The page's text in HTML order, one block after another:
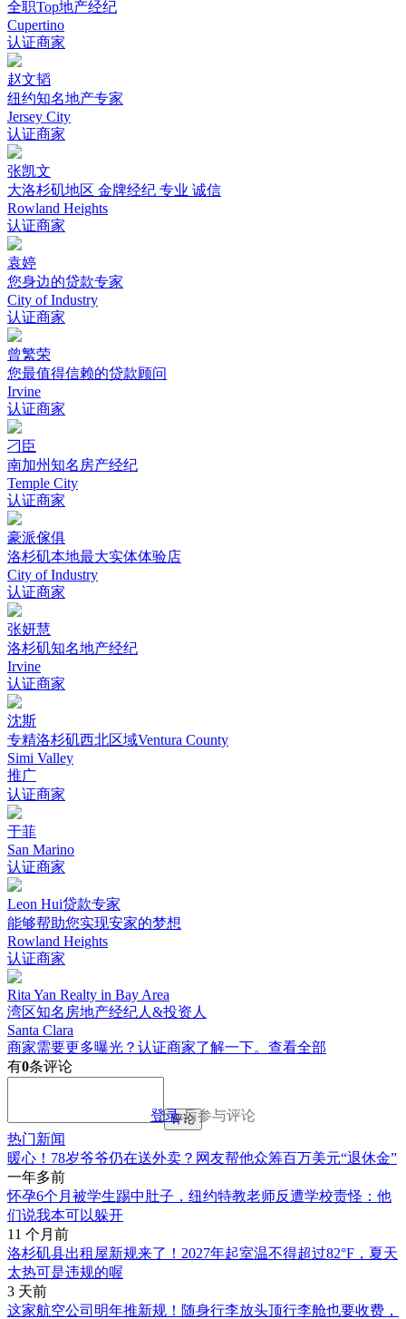
全职Top地产经纪
Cupertino
认证商家
赵文韬
纽约知名地产专家
Jersey City
认证商家
张凯文
大洛杉矶地区 金牌经纪 专业 诚信
Rowland Heights
认证商家
袁婷
您身边的贷款专家
City of Industry
认证商家
曾繁荣
您最值得信赖的贷款顾问
Irvine
认证商家
刁臣
南加州知名房产经纪
Temple City
认证商家
豪派傢俱
洛杉矶本地最大实体体验店
City of Industry
认证商家
张妍慧
洛杉矶知名地产经纪
Irvine
认证商家
沈斯
专精洛杉矶西北区域Ventura County
Simi Valley
推广
认证商家
于菲
San Marino
认证商家
Leon Hui贷款专家
能够帮助您实现安家的梦想
Rowland Heights
认证商家
Rita Yan Realty in Bay Area
湾区知名房地产经纪人&投资人
Santa Clara
商家需要更多曝光？认证商家了解一下。 查看全部
有0条评论
登录后参与评论
评论
热门新闻
暖心！78岁爷爷仍在送外卖？网友帮他众筹百万美元“退休金”
一年多前
怀孕6个月被学生踢中肚子，纽约特教老师反遭学校责怪：他
们说我本可以躲开
11 个月前
洛杉矶县出租屋新规来了！2027年起室温不得超过82°F，夏天
太热可是违规的喔
3 天前
这家航空公司明年推新规！随身行李放头顶行李舱也要收费，